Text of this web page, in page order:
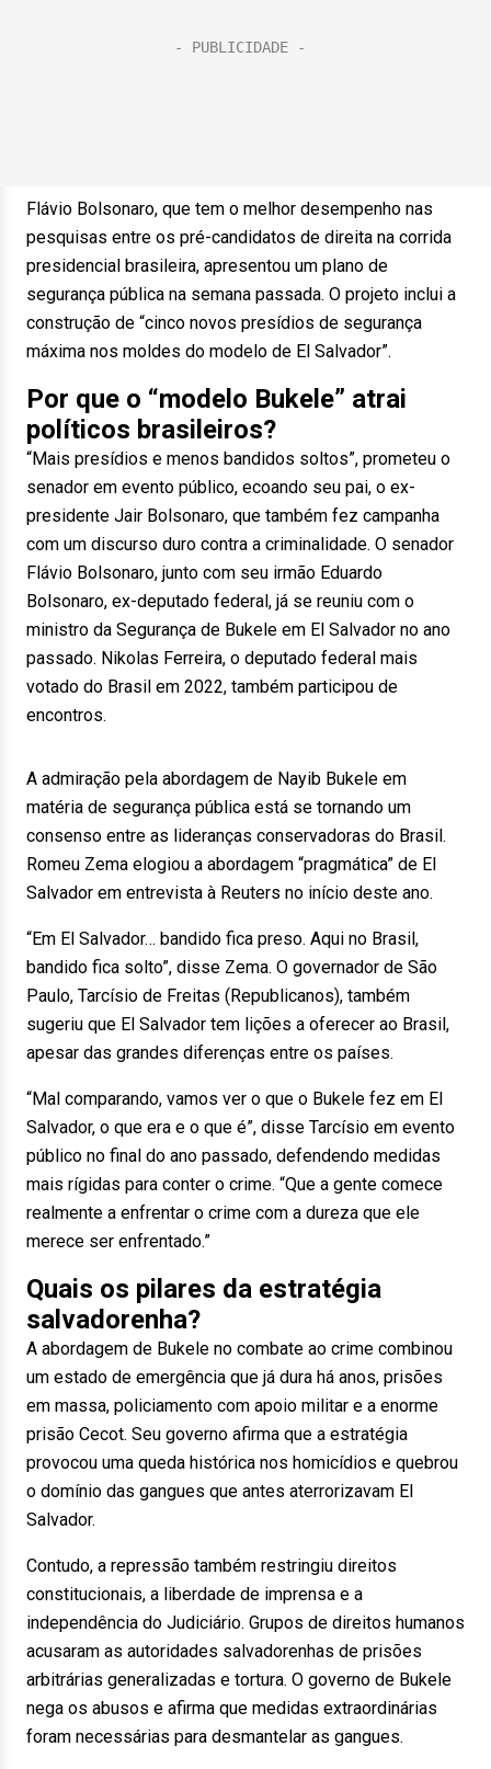
Flávio Bolsonaro, que tem o melhor desempenho nas
pesquisas entre os pré-candidatos de direita na corrida
presidencial brasileira, apresentou um plano de
segurança pública na semana passada. O projeto inclui a
construção de “cinco novos presídios de segurança
máxima nos moldes do modelo de El Salvador”.
Por que o “modelo Bukele” atrai
políticos brasileiros?
“Mais presídios e menos bandidos soltos”, prometeu o
senador em evento público, ecoando seu pai, o ex-
presidente Jair Bolsonaro, que também fez campanha
com um discurso duro contra a criminalidade. O senador
Flávio Bolsonaro, junto com seu irmão Eduardo
Bolsonaro, ex-deputado federal, já se reuniu com o
ministro da Segurança de Bukele em El Salvador no ano
passado. Nikolas Ferreira, o deputado federal mais
votado do Brasil em 2022, também participou de
encontros.
A admiração pela abordagem de Nayib Bukele em
matéria de segurança pública está se tornando um
consenso entre as lideranças conservadoras do Brasil.
Romeu Zema elogiou a abordagem “pragmática” de El
Salvador em entrevista à Reuters no início deste ano.
“Em El Salvador… bandido fica preso. Aqui no Brasil,
bandido fica solto”, disse Zema. O governador de São
Paulo, Tarcísio de Freitas (Republicanos), também
sugeriu que El Salvador tem lições a oferecer ao Brasil,
apesar das grandes diferenças entre os países.
“Mal comparando, vamos ver o que o Bukele fez em El
Salvador, o que era e o que é”, disse Tarcísio em evento
público no final do ano passado, defendendo medidas
mais rígidas para conter o crime. “Que a gente comece
realmente a enfrentar o crime com a dureza que ele
merece ser enfrentado.”
Quais os pilares da estratégia
salvadorenha?
A abordagem de Bukele no combate ao crime combinou
um estado de emergência que já dura há anos, prisões
em massa, policiamento com apoio militar e a enorme
prisão Cecot. Seu governo afirma que a estratégia
provocou uma queda histórica nos homicídios e quebrou
o domínio das gangues que antes aterrorizavam El
Salvador.
Contudo, a repressão também restringiu direitos
constitucionais, a liberdade de imprensa e a
independência do Judiciário. Grupos de direitos humanos
acusaram as autoridades salvadorenhas de prisões
arbitrárias generalizadas e tortura. O governo de Bukele
nega os abusos e afirma que medidas extraordinárias
foram necessárias para desmantelar as gangues.